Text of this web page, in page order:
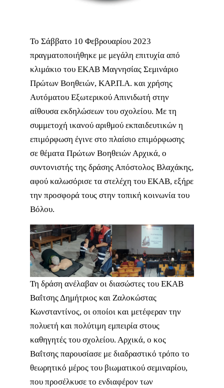
Το Σάββατο 10 Φεβρουαρίου 2023
πραγματοποιήθηκε με μεγάλη επιτυχία από
κλιμάκιο του ΕΚΑΒ Μαγνησίας Σεμινάριο
Πρώτων Βοηθειών, ΚΑΡ.Π.Α. και χρήσης
Αυτόματου Εξωτερικού Απινιδωτή στην
αίθουσα εκδηλώσεων του σχολείου. Με τη
συμμετοχή ικανού αριθμού εκπαιδευτικών η
επιμόρφωση έγινε στο πλαίσιο επιμόρφωσης
σε θέματα Πρώτων Βοηθειών Αρχικά, ο
συντονιστής της δράσης Απόστολος Βλαχάκης,
αφού καλωσόρισε τα στελέχη του ΕΚΑΒ, εξήρε
την προσφορά τους στην τοπική κοινωνία του
Βόλου.
Τη δράση ανέλαβαν οι διασώστες του ΕΚΑΒ
Βαΐτσης Δημήτριος και Ζαλοκώστας
Κωνσταντίνος, οι οποίοι και μετέφεραν την
πολυετή και πολύτιμη εμπειρία στους
καθηγητές του σχολείου. Αρχικά, ο κος
Βαΐτσης παρουσίασε με διαδραστικό τρόπο το
θεωρητικό μέρος του βιωματικού σεμιναρίου,
που προσέλκυσε το ενδιαφέρον των